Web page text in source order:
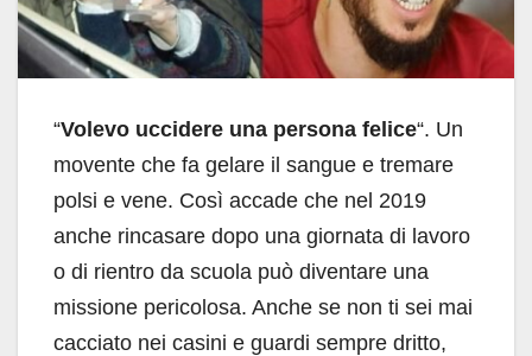
“Volevo uccidere una persona felice“. Un
movente che fa gelare il sangue e tremare
polsi e vene. Così accade che nel 2019
anche rincasare dopo una giornata di lavoro
o di rientro da scuola può diventare una
missione pericolosa. Anche se non ti sei mai
cacciato nei casini e guardi sempre dritto,